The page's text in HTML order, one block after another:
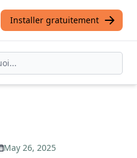
Installer gratuitement
May 26, 2025